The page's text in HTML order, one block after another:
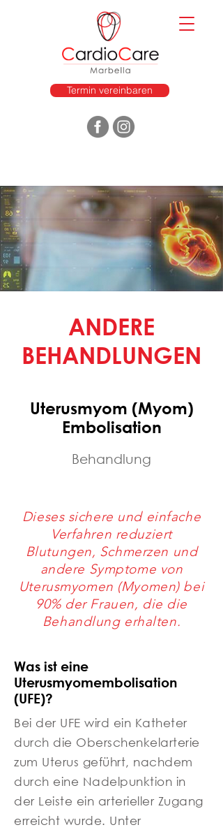
Termin vereinbaren
ANDERE
BEHANDLUNGEN
Behandlung
Uterusmyom (Myom)
Embolisation
Dieses sichere und einfache
Verfahren reduziert
Blutungen, Schmerzen und
andere Symptome von
Uterusmyomen (Myomen) bei
90% der Frauen, die die
Behandlung erhalten.
Was ist eine
Uterusmyomembolisation
(UFE)?
Bei der UFE wird ein Katheter
durch die Oberschenkelarterie
zum Uterus geführt, nachdem
durch eine Nadelpunktion in
der Leiste ein arterieller Zugang
erreicht wurde. Unter